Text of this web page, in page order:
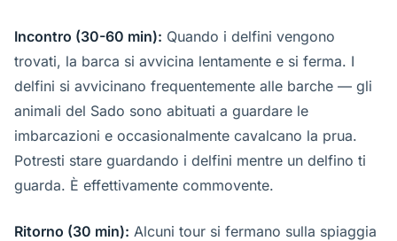
Incontro (30-60 min): Quando i delfini vengono
trovati, la barca si avvicina lentamente e si ferma. I
delfini si avvicinano frequentemente alle barche — gli
animali del Sado sono abituati a guardare le
imbarcazioni e occasionalmente cavalcano la prua.
Potresti stare guardando i delfini mentre un delfino ti
guarda. È effettivamente commovente.
Ritorno (30 min): Alcuni tour si fermano sulla spiaggia